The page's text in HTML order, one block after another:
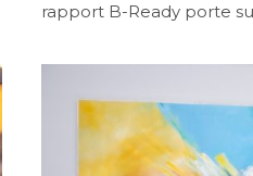
rapport B-Ready porte